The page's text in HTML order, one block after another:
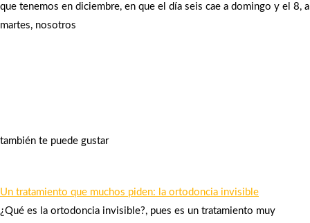
que tenemos en diciembre, en que el día seis cae a domingo y el 8, a
martes, nosotros
también te puede gustar
Un tratamiento que muchos piden: la ortodoncia invisible
¿Qué es la ortodoncia invisible?, pues es un tratamiento muy